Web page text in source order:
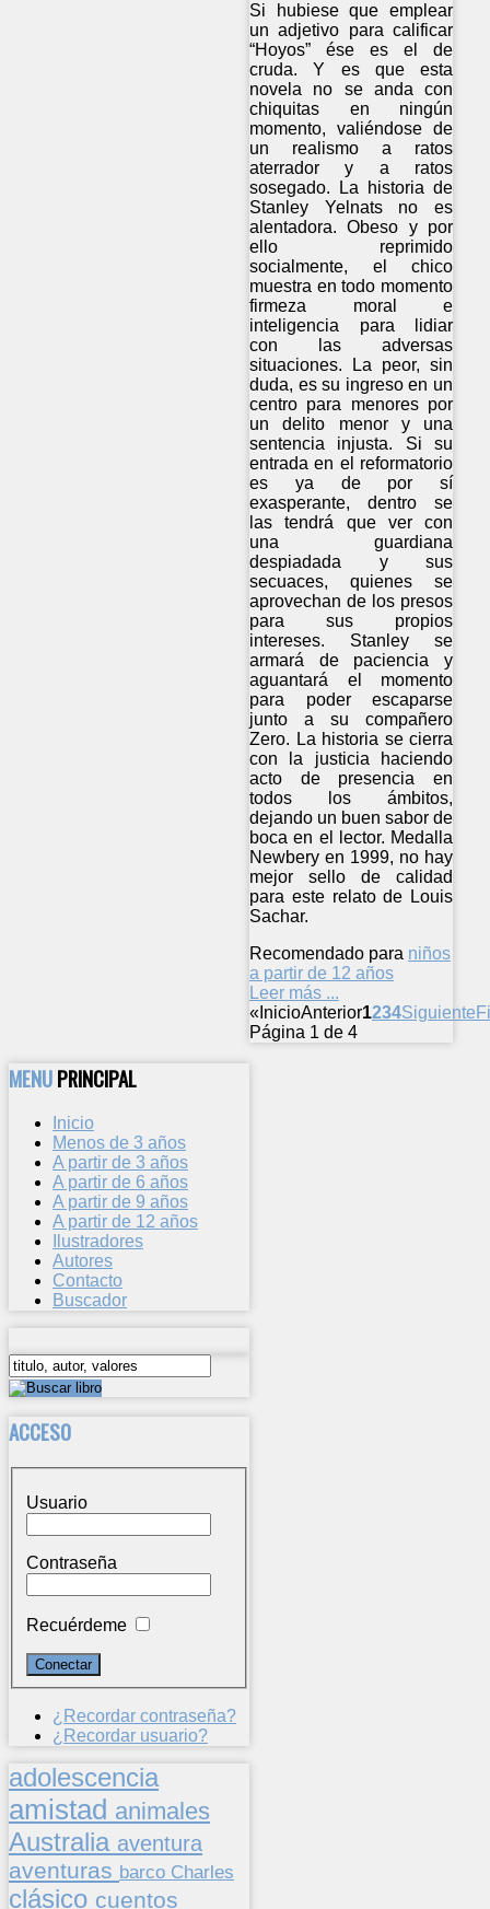
Si hubiese que emplear
un adjetivo para calificar
“Hoyos” ése es el de
cruda. Y es que esta
novela no se anda con
chiquitas en ningún
momento, valiéndose de
un realismo a ratos
aterrador y a ratos
sosegado. La historia de
Stanley Yelnats no es
alentadora. Obeso y por
ello reprimido
socialmente, el chico
muestra en todo momento
firmeza moral e
inteligencia para lidiar
con las adversas
situaciones. La peor, sin
duda, es su ingreso en un
centro para menores por
un delito menor y una
sentencia injusta. Si su
entrada en el reformatorio
es ya de por sí
exasperante, dentro se
las tendrá que ver con
una guardiana
despiadada y sus
secuaces, quienes se
aprovechan de los presos
para sus propios
intereses. Stanley se
armará de paciencia y
aguantará el momento
para poder escaparse
junto a su compañero
Zero. La historia se cierra
con la justicia haciendo
acto de presencia en
todos los ámbitos,
dejando un buen sabor de
boca en el lector. Medalla
Newbery en 1999, no hay
mejor sello de calidad
para este relato de Louis
Sachar.
Recomendado para niños
a partir de 12 años
Leer más ...
« InicioAnterior1234Siguiente
Página 1 de 4
MENUPRINCIPAL
Inicio
Menos de 3 años
A partir de 3 años
A partir de 6 años
A partir de 9 años
A partir de 12 años
Ilustradores
Autores
Contacto
Buscador
ACCESO
Usuario
Contraseña
Recuérdeme
¿Recordar contraseña?
¿Recordar usuario?
adolescencia
amistad animales
Australia aventura
aventuras barco Charles
clásico cuentos